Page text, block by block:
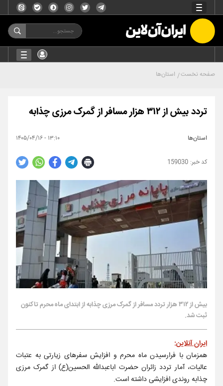
صفحه نخست استان‌ها
تردد بیش از ۳۱۲ هزار مسافر از گمرک مرزی چذابه
استان‌ها ۱۳:۱۰ - ۱۴۰۵/۰۴/۱۶
159030
بیش از ۳۱۲ هزار تردد مسافر از گمرک مرزی چذابه از ابتدای ماه محرم تاکنون
ثبت شد.
ایران آنلاین:
همزمان با فرارسیدن ماه محرم و افزایش سفرهای زیارتی به عتبات
عالیات، آمار تردد زائران حضرت اباعبدالله الحسین(ع) از گمرک مرزی
چذابه روندی افزایشی داشته است.